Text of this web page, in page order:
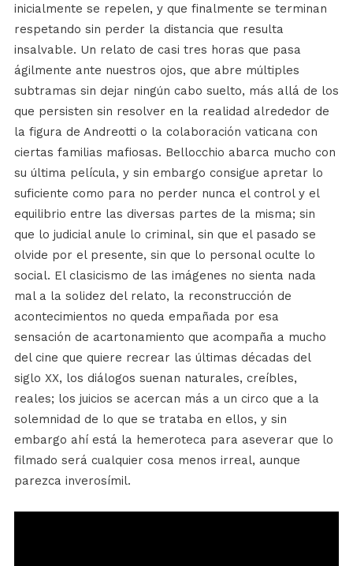
inicialmente se repelen, y que finalmente se terminan
respetando sin perder la distancia que resulta
insalvable. Un relato de casi tres horas que pasa
ágilmente ante nuestros ojos, que abre múltiples
subtramas sin dejar ningún cabo suelto, más allá de los
que persisten sin resolver en la realidad alrededor de
la figura de Andreotti o la colaboración vaticana con
ciertas familias mafiosas. Bellocchio abarca mucho con
su última película, y sin embargo consigue apretar lo
suficiente como para no perder nunca el control y el
equilibrio entre las diversas partes de la misma; sin
que lo judicial anule lo criminal, sin que el pasado se
olvide por el presente, sin que lo personal oculte lo
social. El clasicismo de las imágenes no sienta nada
mal a la solidez del relato, la reconstrucción de
acontecimientos no queda empañada por esa
sensación de acartonamiento que acompaña a mucho
del cine que quiere recrear las últimas décadas del
siglo XX, los diálogos suenan naturales, creíbles,
reales; los juicios se acercan más a un circo que a la
solemnidad de lo que se trataba en ellos, y sin
embargo ahí está la hemeroteca para aseverar que lo
filmado será cualquier cosa menos irreal, aunque
parezca inverosímil.